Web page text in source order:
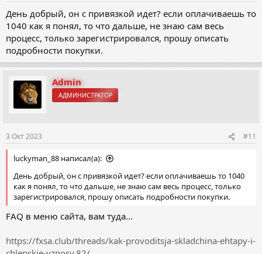
День добрый, он с привязкой идет? если оплачиваешь то
1040 как я понял, то что дальше, не знаю сам весь
процесс, только зарегистрировался, прошу описать
подробности покупки.
Admin
АДМИНИСТРАТОР
3 Окт 2023 #11
luckyman_88 написал(а):
День добрый, он с привязкой идет? если оплачиваешь то 1040
как я понял, то что дальше, не знаю сам весь процесс, только
зарегистрировался, прошу описать подробности покупки.
FAQ в меню сайта, вам туда...
https://fxsa.club/threads/kak-provoditsja-skladchina-ehtapy-i-